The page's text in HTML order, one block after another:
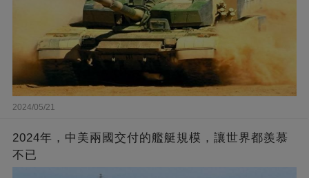
2024/05/21
2024年，中美兩國交付的艦艇規模，讓世界都羨慕
不已